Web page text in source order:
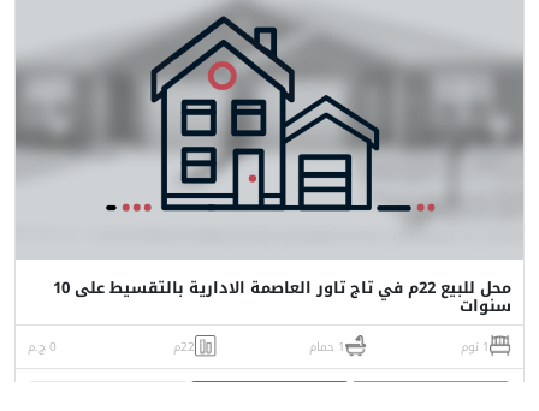
محل للبيع 22م في تاج تاور العاصمة الادارية بالتقسيط على 10
سنوات
1 نوم 1 حمام 22م 0 ج.م